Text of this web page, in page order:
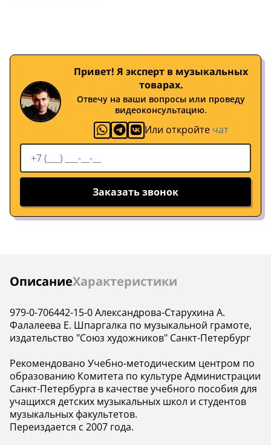
Привет! Я эксперт в музыкальных
товарах.
Отвечу на ваши вопросы или проведу
видеоконсультацию.
Или откройте чат
Заказать звонок
ОписаниеХарактеристики
Инструкции
979-0-706442-15-0 Александрова-Старухина А.
Фалалеева Е. Шпаргалка по музыкальной грамоте,
издательство "Союз художников" Санкт-Петербург
Рекомендовано Учебно-методическим центром по
образованию Комитета по культуре Администрации
Санкт-Петербурга в качестве учебного пособия для
учащихся детских музыкальных школ и студентов
музыкальных факультетов.
Переиздается с 2007 года.